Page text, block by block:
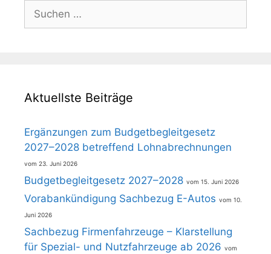
Suchen
nach:
Aktuellste Beiträge
Ergänzungen zum Budgetbegleitgesetz
2027–2028 betreffend Lohnabrechnungen
23. Juni 2026
Budgetbegleitgesetz 2027–2028 15. Juni 2026
Vorabankündigung Sachbezug E-Autos 10.
Juni 2026
Sachbezug Firmenfahrzeuge – Klarstellung
für Spezial- und Nutzfahrzeuge ab 2026